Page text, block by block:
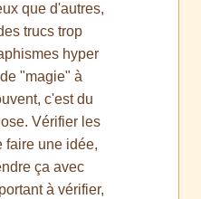
que d'autres,
trucs trop
hyper
"magie" à
c'est du
Vérifier les
faire une idée,
ça avec
à vérifier,